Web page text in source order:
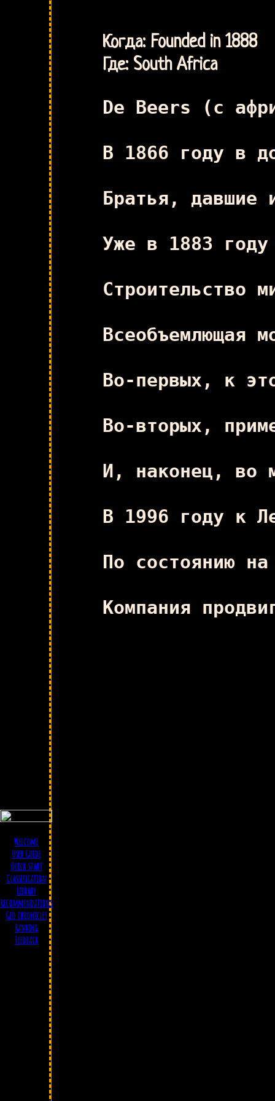
Когда: Founded in 1888
Где: South Africa
De Beers (с
В 1866 году в
Братья, давшие
Уже в 1883 году
Строительство
Всеобъемлющая
Во-первых, к
Во-вторых,
И, наконец, во
В 1996 году к
По состоянию
Компания
Welcome
User Guide
Quick start
Classification
Library
Recommendations
Geo chronicles
Ranking
Feedback